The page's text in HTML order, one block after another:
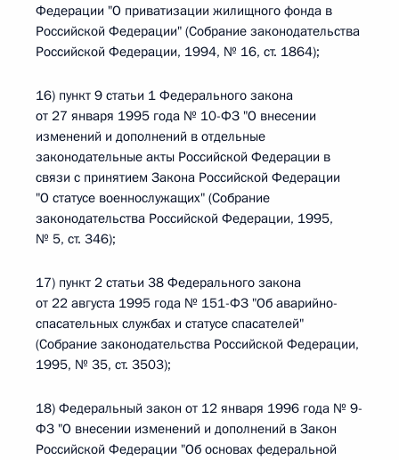
Федерации "О приватизации жилищного фонда в
Российской Федерации" (Собрание законодательства
Российской Федерации, 1994, № 16, ст. 1864);
16) пункт 9 статьи 1 Федерального закона
от 27 января 1995 года № 10-ФЗ "О внесении
изменений и дополнений в отдельные
законодательные акты Российской Федерации в
связи с принятием Закона Российской Федерации
"О статусе военнослужащих" (Собрание
законодательства Российской Федерации, 1995,
№ 5, ст. 346);
17) пункт 2 статьи 38 Федерального закона
от 22 августа 1995 года № 151-ФЗ "Об аварийно-
спасательных службах и статусе спасателей"
(Собрание законодательства Российской Федерации,
1995, № 35, ст. 3503);
18) Федеральный закон от 12 января 1996 года № 9-
ФЗ "О внесении изменений и дополнений в Закон
Российской Федерации "Об основах федеральной